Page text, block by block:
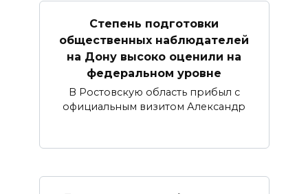
Степень подготовки
общественных наблюдателей
на Дону высоко оценили на
федеральном уровне
В Ростовскую область прибыл с
официальным визитом Александр